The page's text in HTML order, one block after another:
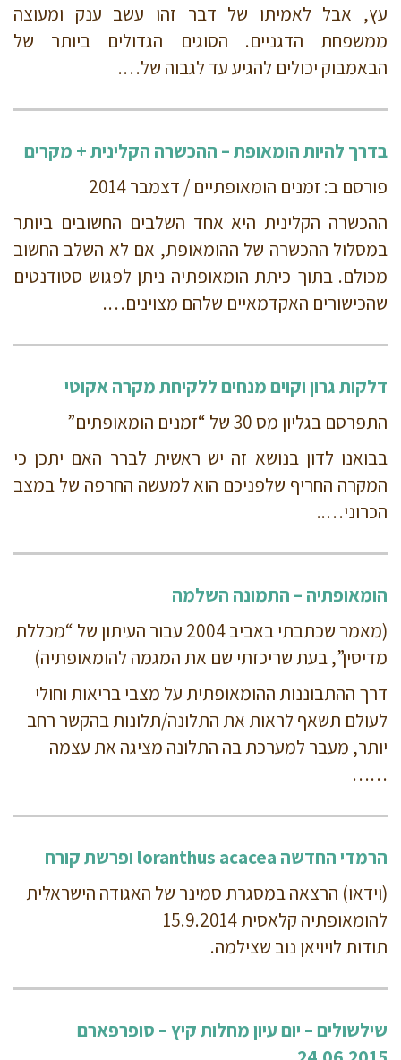
עץ, אבל לאמיתו של דבר זהו עשב ענק ומעוצה
ממשפחת הדגניים. הסוגים הגדולים ביותר של
הבאמבוק יכולים להגיע עד לגבוה של….
בדרך להיות הומאופת – ההכשרה הקלינית + מקרים
פורסם ב: זמנים הומאופתיים / דצמבר 2014
ההכשרה הקלינית היא אחד השלבים החשובים ביותר
במסלול ההכשרה של ההומאופת, אם לא השלב החשוב
מכולם. בתוך כיתת הומאופתיה ניתן לפגוש סטודנטים
שהכישורים האקדמאיים שלהם מצוינים….
דלקות גרון וקוים מנחים ללקיחת מקרה אקוטי
התפרסם בגליון מס 30 של “זמנים הומאופתים”
בבואנו לדון בנושא זה יש ראשית לברר האם יתכן כי
המקרה החריף שלפניכם הוא למעשה החרפה של במצב
הכרוני…..
הומאופתיה – התמונה השלמה
(מאמר שכתבתי באביב 2004 עבור העיתון של “מכללת
מדיסין”, בעת שריכזתי שם את המגמה להומאופתיה)
דרך ההתבוננות ההומאופתית על מצבי בריאות וחולי
לעולם תשאף לראות את התלונה/תלונות בהקשר רחב
יותר, מעבר למערכת בה התלונה מציגה את עצמה
……
הרמדי החדשה loranthus acacea ופרשת קורח
(וידאו) הרצאה במסגרת סמינר של האגודה הישראלית
להומאופתיה קלאסית 15.9.2014
תודות לויויאן נוב שצילמה.
שילשולים – יום עיון מחלות קיץ – סופרפארם